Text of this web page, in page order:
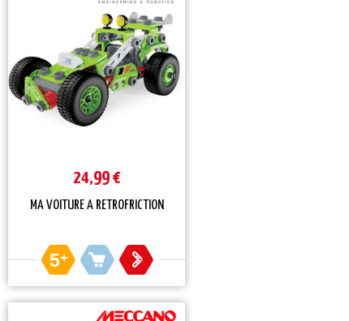
24,99 €
MA VOITURE A RETROFRICTION
5+